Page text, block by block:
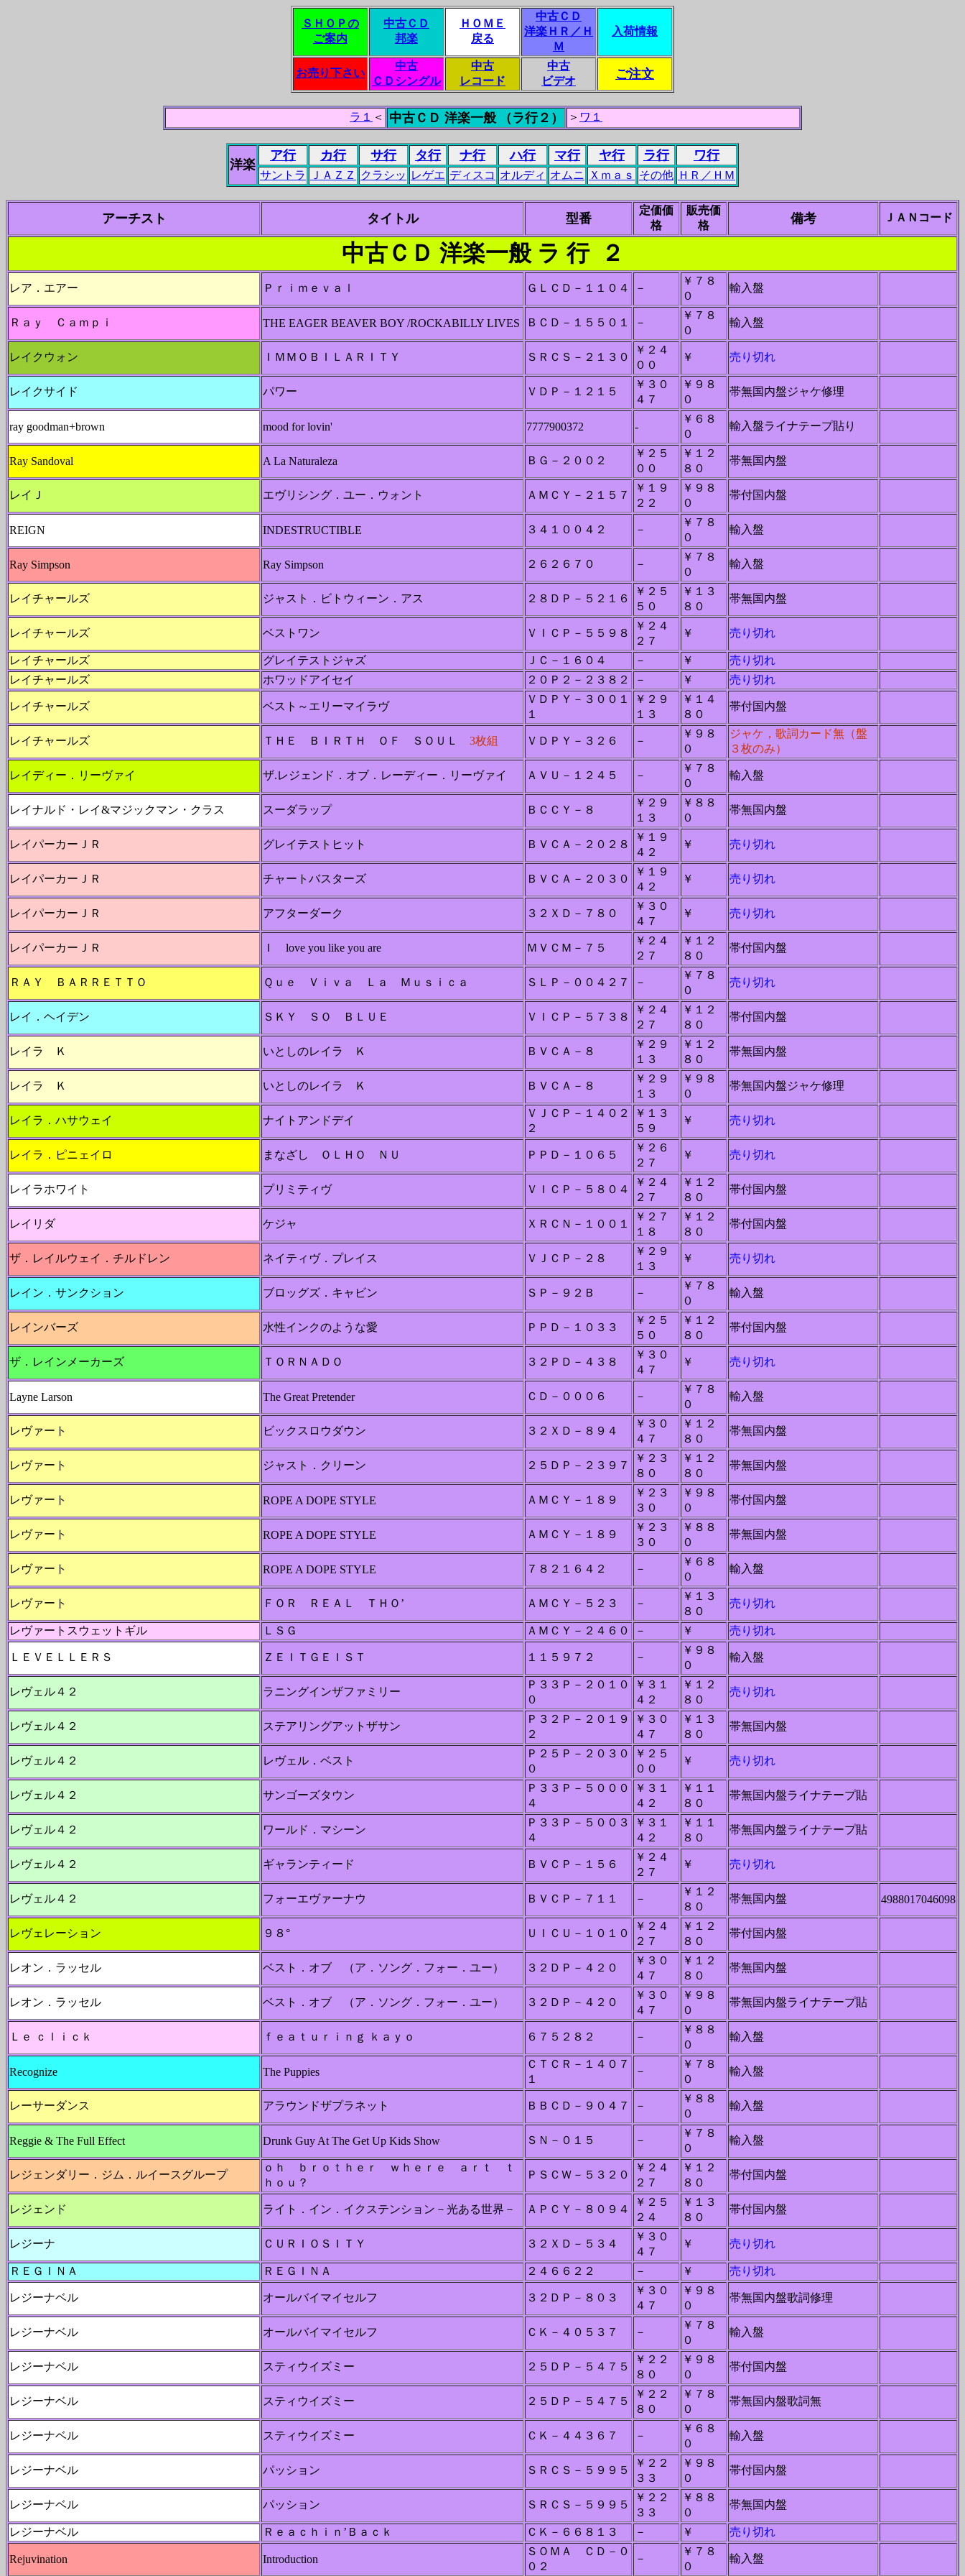
ＳＨＯＰの
ご案内
中古ＣＤ
邦楽
ＨＯＭＥ
戻る
中古ＣＤ
洋楽ＨＲ／Ｈ
Ｍ
入荷情報
お売り下さい
中古
ＣＤシングル
中古
レコード
中古
ビデオ
ご注文
ラ１ ＜ 中古ＣＤ 洋楽一般 （ラ行２） ＞ ワ１
洋楽
ア行 カ行 サ行 タ行 ナ行 ハ行 マ行 ヤ行 ラ行 ワ行
サントラ ＪＡＺＺ クラシッ レゲエ ディスコ オルディ オムニ Ｘｍａｓ その他 ＨＲ／ＨＭ
アーチスト タイトル 型番
定価価
格
販売価
格
備考 ＪＡＮコード
中古ＣＤ 洋楽一般 ラ 行 ２
レア．エアー Ｐｒｉｍｅｖａｌ ＧＬＣＤ－１１０４ －
￥７８
０
輸入盤
Ｒａｙ Ｃａｍｐｉ THE EAGER BEAVER BOY /ROCKABILLY LIVES ＢＣＤ－１５５０１ －
￥７８
０
輸入盤
レイクウォン ＩＭＭＯＢＩＬＡＲＩＴＹ ＳＲＣＳ－２１３０
￥２４
００
￥ 売り切れ
レイクサイド パワー ＶＤＰ－１２１５
￥３０
４７
￥９８
０
帯無国内盤ジャケ修理
ray goodman+brown mood for lovin' 7777900372 -
￥６８
０
輸入盤ライナテープ貼り
Ray Sandoval A La Naturaleza ＢＧ－２００２
￥２５
００
￥１２
８０
帯無国内盤
レイＪ エヴリシング．ユー．ウォント ＡＭＣＹ－２１５７
￥１９
２２
￥９８
０
帯付国内盤
REIGN INDESTRUCTIBLE ３４１００４２ －
￥７８
０
輸入盤
Ray Simpson Ray Simpson ２６２６７０ －
￥７８
０
輸入盤
レイチャールズ ジャスト．ビトウィーン．アス ２８ＤＰ－５２１６
￥２５
５０
￥１３
８０
帯無国内盤
レイチャールズ ベストワン ＶＩＣＰ－５５９８
￥２４
２７
￥ 売り切れ
レイチャールズ グレイテストジャズ ＪＣ－１６０４ － ￥
売り切れ
レイチャールズ
ホワッドアイセイ ２０Ｐ２－２３８２ － ￥ 売り切れ
レイチャールズ ベスト～エリーマイラヴ
ＶＤＰＹ－３００１
１
￥２９
１３
￥１４
８０
帯付国内盤
レイチャールズ ＴＨＥ ＢＩＲＴＨ ＯＦ ＳＯＵＬ 3枚組 ＶＤＰＹ－３２６ －
￥９８
０
ジャケ，歌詞カード無（盤
３枚のみ）
レイディー．リーヴァイ ザ.レジェンド．オブ．レーディー．リーヴァイ ＡＶＵ－１２４５ －
￥７８
０
輸入盤
レイナルド・レイ&マジックマン・クラス スーダラップ ＢＣＣＹ－８
￥２９
１３
￥８８
０
帯無国内盤
レイパーカーＪＲ グレイテストヒット ＢＶＣＡ－２０２８
￥１９
４２
￥ 売り切れ
レイパーカーＪＲ チャートバスターズ ＢＶＣＡ－２０３０
￥１９
４２
￥ 売り切れ
レイパーカーＪＲ アフターダーク ３２ＸＤ－７８０
￥３０
４７
￥ 売り切れ
レイパーカーＪＲ Ｉ love you like you are ＭＶＣＭ－７５
￥２４
２７
￥１２
８０
帯付国内盤
ＲＡＹ ＢＡＲＲＥＴＴＯ Ｑｕｅ Ｖｉｖａ Ｌａ Ｍｕｓｉｃａ ＳＬＰ－００４２７ －
￥７８
０
売り切れ
レイ．ヘイデン ＳＫＹ ＳＯ ＢＬＵＥ ＶＩＣＰ－５７３８
￥２４
２７
￥１２
８０
帯付国内盤
レイラ Ｋ いとしのレイラ Ｋ ＢＶＣＡ－８
￥２９
１３
￥１２
８０
帯無国内盤
レイラ Ｋ いとしのレイラ Ｋ ＢＶＣＡ－８
￥２９
１３
￥９８
０
帯無国内盤ジャケ修理
レイラ．ハサウェイ ナイトアンドデイ
ＶＪＣＰ－１４０２
２
￥１３
５９
￥ 売り切れ
レイラ．ピニェイロ まなざし ＯＬＨＯ ＮＵ ＰＰＤ－１０６５
￥２６
２７
￥ 売り切れ
レイラホワイト プリミティヴ ＶＩＣＰ－５８０４
￥２４
２７
￥１２
８０
帯付国内盤
レイリダ ケジャ ＸＲＣＮ－１００１
￥２７
１８
￥１２
８０
帯付国内盤
ザ．レイルウェイ．チルドレン ネイティヴ．プレイス ＶＪＣＰ－２８
￥２９
１３
￥ 売り切れ
レイン．サンクション ブロッグズ．キャビン ＳＰ－９２Ｂ －
￥７８
０
輸入盤
レインバーズ 水性インクのような愛 ＰＰＤ－１０３３
￥２５
５０
￥１２
８０
帯付国内盤
ザ．レインメーカーズ ＴＯＲＮＡＤＯ ３２ＰＤ－４３８
￥３０
４７
￥ 売り切れ
Layne Larson The Great Pretender ＣＤ－０００６ －
￥７８
０
輸入盤
レヴァート ビックスロウダウン ３２ＸＤ－８９４
￥３０
４７
￥１２
８０
帯無国内盤
レヴァート ジャスト．クリーン ２５ＤＰ－２３９７
￥２３
８０
￥１２
８０
帯無国内盤
レヴァート ROPE A DOPE STYLE ＡＭＣＹ－１８９
￥２３
３０
￥９８
０
帯付国内盤
レヴァート ROPE A DOPE STYLE ＡＭＣＹ－１８９
￥２３
３０
￥８８
０
帯無国内盤
レヴァート ROPE A DOPE STYLE ７８２１６４２ －
￥６８
０
輸入盤
レヴァート ＦＯＲ ＲＥＡＬ ＴＨＯ’ ＡＭＣＹ－５２３ －
￥１３
８０
売り切れ
レヴァートスウェットギル ＬＳＧ ＡＭＣＹ－２４６０ － ￥ 売り切れ
ＬＥＶＥＬＬＥＲＳ ＺＥＩＴＧＥＩＳＴ １１５９７２ －
￥９８
０
輸入盤
レヴェル４２ ラニングインザファミリー
Ｐ３３Ｐ－２０１０
０
￥３１
４２
￥１２
８０
売り切れ
レヴェル４２ ステアリングアットザサン
Ｐ３２Ｐ－２０１９
２
￥３０
４７
￥１３
８０
帯無国内盤
レヴェル４２ レヴェル．ベスト
Ｐ２５Ｐ－２０３０
０
￥２５
００
￥ 売り切れ
レヴェル４２ サンゴーズタウン
Ｐ３３Ｐ－５０００
４
￥３１
４２
￥１１
８０
帯無国内盤ライナテープ貼
レヴェル４２ ワールド．マシーン
Ｐ３３Ｐ－５００３
４
￥３１
４２
￥１１
８０
帯無国内盤ライナテープ貼
レヴェル４２ ギャランティード ＢＶＣＰ－１５６
￥２４
２７
￥ 売り切れ
レヴェル４２ フォーエヴァーナウ ＢＶＣＰ－７１１ －
￥１２
８０
帯無国内盤 4988017046098
レヴェレーション ９８° ＵＩＣＵ－１０１０
￥２４
２７
￥１２
８０
帯付国内盤
レオン．ラッセル ベスト．オブ （ア．ソング．フォー．ユー） ３２ＤＰ－４２０
￥３０
４７
￥１２
８０
帯無国内盤
レオン．ラッセル ベスト．オブ （ア．ソング．フォー．ユー） ３２ＤＰ－４２０
￥３０
４７
￥９８
０
帯無国内盤ライナテープ貼
Ｌｅ ｃｌｉｃｋ ｆｅａｔｕｒｉｎｇ ｋａｙｏ ６７５２８２ －
￥８８
０
輸入盤
Recognize The Puppies
ＣＴＣＲ－１４０７
１
－
￥７８
０
輸入盤
レーサーダンス アラウンドザプラネット ＢＢＣＤ－９０４７ －
￥８８
０
輸入盤
Reggie & The Full Effect Drunk Guy At The Get Up Kids Show ＳＮ－０１５ －
￥７８
０
輸入盤
レジェンダリー．ジム．ルイースグループ
ｏｈ ｂｒｏｔｈｅｒ ｗｈｅｒｅ ａｒｔ ｔ
ｈｏｕ？
ＰＳＣＷ－５３２０
￥２４
２７
￥１２
８０
帯付国内盤
レジェンド ライト．イン．イクステンション－光ある世界－ ＡＰＣＹ－８０９４
￥２５
２４
￥１３
８０
帯付国内盤
レジーナ ＣＵＲＩＯＳＩＴＹ ３２ＸＤ－５３４
￥３０
４７
￥ 売り切れ
ＲＥＧＩＮＡ ＲＥＧＩＮＡ ２４６６２２ － ￥ 売り切れ
レジーナベル オールバイマイセルフ ３２ＤＰ－８０３
￥３０
４７
￥９８
０
帯無国内盤歌詞修理
レジーナベル オールバイマイセルフ ＣＫ－４０５３７ －
￥７８
０
輸入盤
レジーナベル スティウイズミー ２５ＤＰ－５４７５
￥２２
８０
￥９８
０
帯付国内盤
レジーナベル スティウイズミー ２５ＤＰ－５４７５
￥２２
８０
￥７８
０
帯無国内盤歌詞無
レジーナベル スティウイズミー ＣＫ－４４３６７ －
￥６８
０
輸入盤
レジーナベル パッション ＳＲＣＳ－５９９５
￥２２
３３
￥９８
０
帯付国内盤
レジーナベル パッション ＳＲＣＳ－５９９５
￥２２
３３
￥８８
０
帯無国内盤
レジーナベル Ｒｅａｃｈｉｎ’Ｂａｃｋ ＣＫ－６６８１３ － ￥ 売り切れ
Rejuvination Introduction
ＳＯＭＡ ＣＤ－０
０２
－
￥７８
０
輸入盤